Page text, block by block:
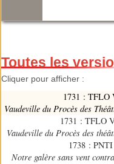
Toutes les
Cliquer pour afficher :
1731 : TFLO
Vaudeville du Procès des
1731 : TFLO
Vaudeville du Procès des
1738 :
Notre galère sans vent